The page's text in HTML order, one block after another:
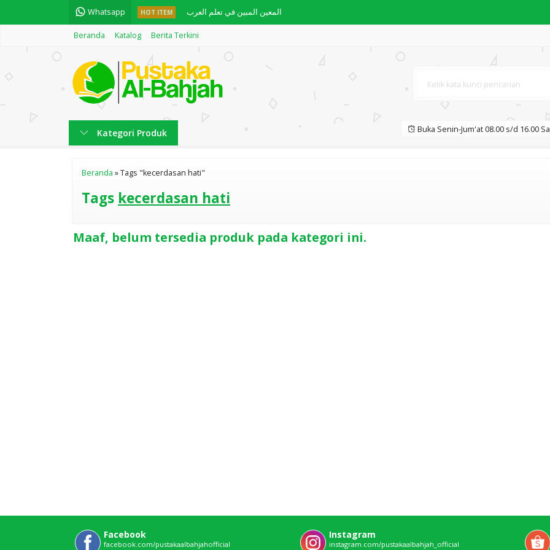
Whatsapp HOT ITEM المعين المبين في تعلم العرب
العدد والمعدود
Fiqih Bepergian Solusi Shalat di Perjalanan
Maqoshid Syariah
FIQIH SHOLAT KARYA BUYA YAHYA
Beranda Katalog Berita Terkini
Kategori Produk Buka Senin-Jum'at 08.00 s/d 16.00
Beranda »Tags "kecerdasan hati"
Tags kecerdasan hati
Maaf, belum tersedia produk pada kategori ini.
Facebook
facebook.com/pustakaalbahjahofficial
Instagram
instagram.com/pustakaalbahjah_official